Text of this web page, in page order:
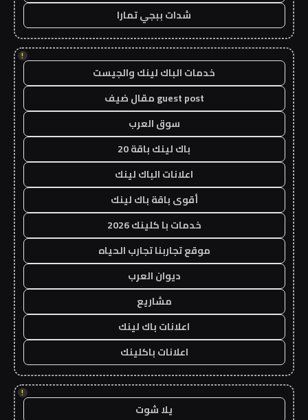
شدات ببجي تمارا
!
خدمات الباك لينك والجيست
guest post مقال ضيف
سوق العرب
باك لينك باقة 20
اعلانات الباك لينك
أقوى باقة باك لينك
خدمات با كلينك 2026
موقع تجاربنا تجارب الحياه
ديوان العرب
مشاريع
اعلانات باك لينك
اعلانات باكلينك
!
يلا شوت